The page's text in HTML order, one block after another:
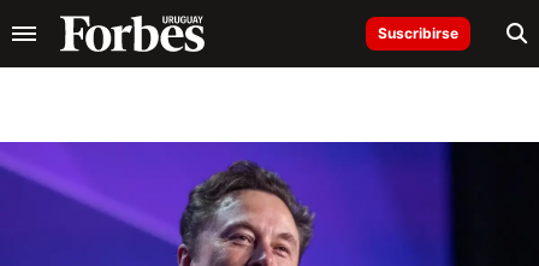
Suscribirse